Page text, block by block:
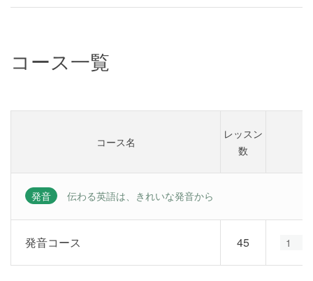
コース一覧
コース名
レッスン
数
発音 伝わる英語は、きれいな発音から
発音コース 45 1